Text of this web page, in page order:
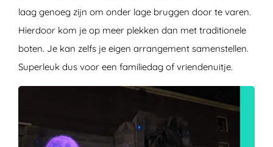
laag genoeg zijn om onder lage bruggen door te varen.
Hierdoor kom je op meer plekken dan met traditionele
boten. Je kan zelfs je eigen arrangement samenstellen.
Superleuk dus voor een familiedag of vriendenuitje.